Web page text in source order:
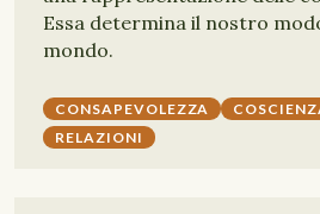
Essa determina il nostro
mondo.
CONSAPEVOLEZZA
RELAZIONI